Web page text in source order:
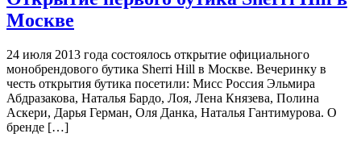
Москве
24 июля 2013 года состоялось открытие официального
монобрендового бутика Sherri Hill в Москве. Вечеринку в
честь открытия бутика посетили: Мисс Россия Эльмира
Абдразакова, Наталья Бардо, Лоя, Лена Князева, Полина
Аскери, Дарья Герман, Оля Данка, Наталья Гантимурова. О
бренде […]